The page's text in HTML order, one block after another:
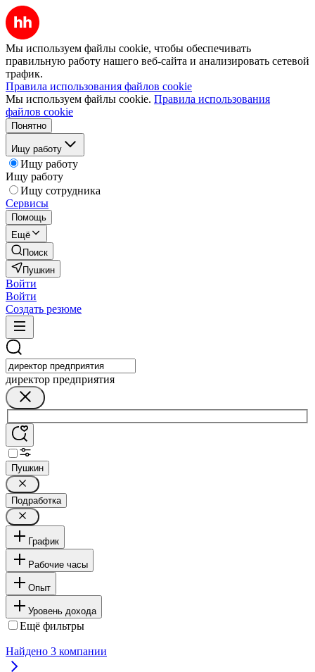
Мы используем файлы cookie, чтобы обеспечивать
правильную работу нашего веб-сайта и анализировать сетевой
трафик.
Правила использования файлов cookie
Мы используем файлы cookie. Правила использования
файлов cookie
Понятно
Ищу работу
Ищу работу
Ищу работу
Ищу сотрудника
Сервисы
Помощь
Ещё
Поиск
Пушкин
Войти
Войти
Создать резюме
директор предприятия
Пушкин
Подработка
График
Рабочие часы
Опыт
Уровень дохода
Ещё фильтры
Найдено 3 компании